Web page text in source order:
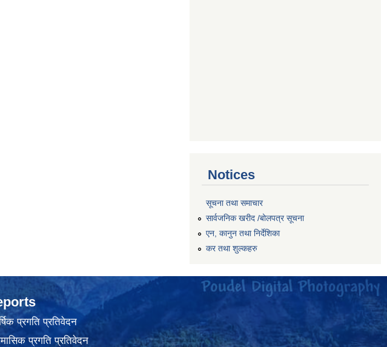
Notices
सूचना तथा समाचार
सार्वजनिक खरीद /बोलपत्र सूचना
एन, कानुन तथा निर्देशिका
कर तथा शुल्कहरु
प्रगति प्रतिवेदन
प्रगति प्रतिवेदन